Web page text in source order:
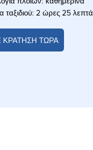
ταξιδιού: 2 ώρες 25 λεπτά
ΚΡΑΤΗΣΗ ΤΩΡΑ